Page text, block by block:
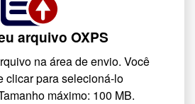
arquivo OXPS
na área de envio. Você
clicar para selecioná-lo
máximo: 100 MB.